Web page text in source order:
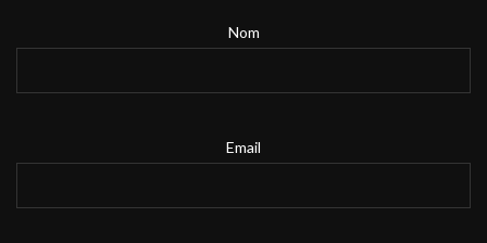
Nom
Email